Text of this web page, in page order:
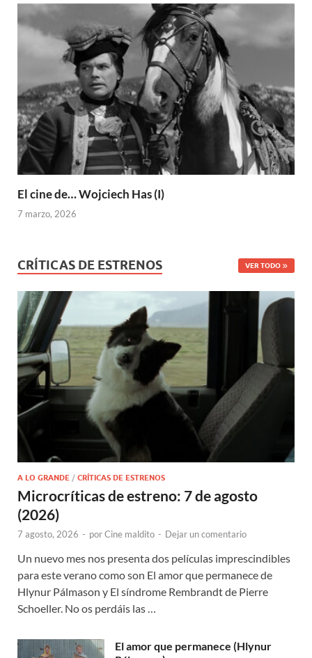
El cine de… Wojciech Has (I)
7 marzo, 2026
CRÍTICAS DE ESTRENOS VER TODO
A LO GRANDE / CRÍTICAS DE ESTRENOS
Microcríticas de estreno: 7 de agosto
(2026)
7 agosto, 2026 - porCine maldito - Dejar un comentario
Un nuevo mes nos presenta dos películas imprescindibles
para este verano como son El amor que permanece de
Hlynur Pálmason y El síndrome Rembrandt de Pierre
Schoeller. No os perdáis las …
El amor que permanece (Hlynur